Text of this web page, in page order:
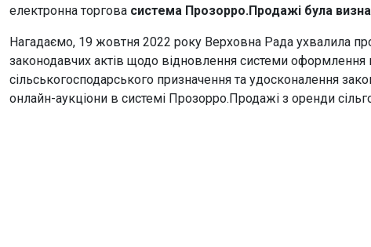
електронна торгова система Прозорро.Продажі була
Нагадаємо, 19 жовтня 2022 року Верховна Рада ухвалила
законодавчих актів щодо відновлення системи
сільськогосподарського призначення та удосконалення
онлайн-аукціони в системі Прозорро.Продажі з оренди